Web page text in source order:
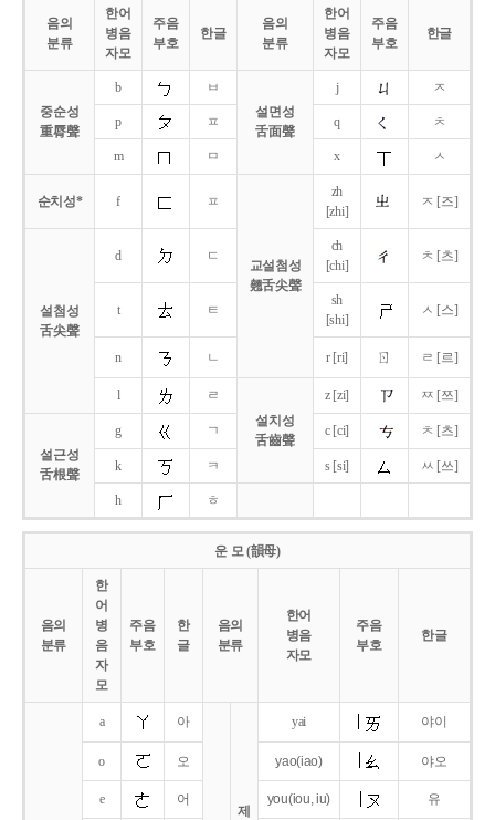
음의
분류
한어
병음
자모
주음
부호
한글
음의
분류
한어
병음
자모
주음
부호
한글
중순성
重脣聲
b
ㅂ
설면성
舌面聲
j ㅈ
p ㅍ q ㅊ
m ㅁ x ㅅ
순치성* f ㅍ
교설첨성
翹舌尖聲
zh
[zhi]
ㅈ [즈]
설첨성
舌尖聲
d ㄷ
ch
[chi]
ㅊ [츠]
t ㅌ
sh
[shi]
ㅅ [스]
n ㄴ r [ri] ㄖ ㄹ [르]
l
ㄹ
설치성
舌齒聲
z [zi] ㅉ [쯔]
설근성
舌根聲
g ㄱ c [ci] ㅊ [츠]
k ㅋ s [si] ㅆ [쓰]
h ㅎ
운 모 (韻母)
음의
분류
한
어
병
음
자
모
주음
부호
한
글
음의
분류
한어
병음
자모
주음
부호
한글
a 아
제
yai 야이
o 오 yao(iao) 야오
e 어 you(iou,iu) 유